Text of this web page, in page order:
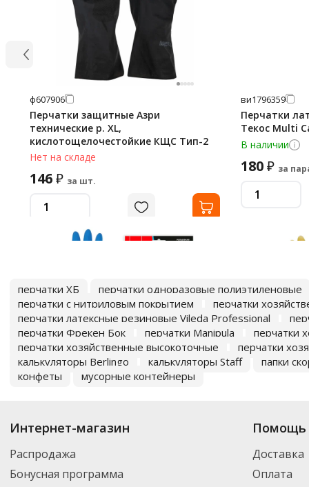
ф607906
Перчатки защитные Азри
технические р. XL,
кислотощелочестойкие КЩС Тип-2
Нет на складе
146₽ за шт.
ви1796359
Перчатки
Текос Multi
В наличии
180₽ за
ф700908
(РАББИТЕКС), 700908
В наличии
137₽ за шт.
бежевые,
вес 98 г,
В наличии
197₽ за шт.
перчатки ХБ
перчатки одноразовые полиэтиленовые
перчатки с нитриловым покрытием
перчатки
перчатки латексные резиновые Vileda Professional
перчатки Фрекен Бок
перчатки Manipula
перчатки
перчатки хозяйственные высокоточные
перчатки
калькуляторы Berlingo
калькуляторы Staff
папки
конфеты
мусорные контейнеры
Интернет-магазин
Распродажа
Бонусная программа
Помощь
Доставка
Оплата